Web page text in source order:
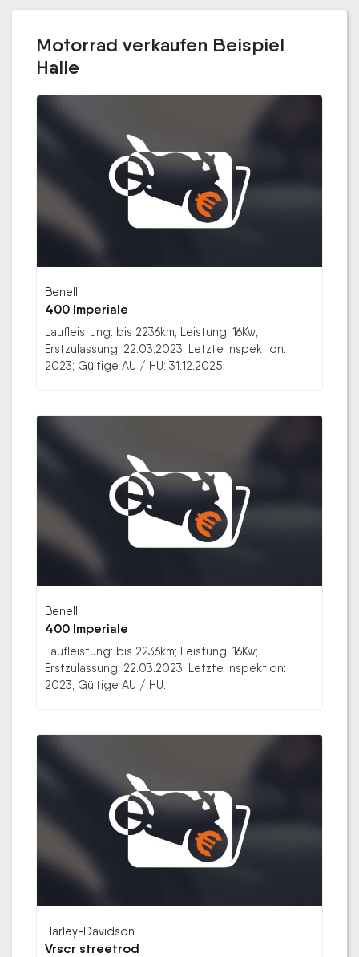
Motorrad verkaufen Beispiel
Halle
Benelli
400 Imperiale
Laufleistung: bis 2236km; Leistung: 16Kw;
Erstzulassung: 22.03.2023; Letzte Inspektion:
2023; Gültige AU / HU: 31.12.2025
Benelli
400 Imperiale
Laufleistung: bis 2236km; Leistung: 16Kw;
Erstzulassung: 22.03.2023; Letzte Inspektion:
2023; Gültige AU / HU:
Harley-Davidson
Vrscr streetrod